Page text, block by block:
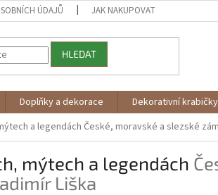
ÚDAJŮ JAK NAKUPOVAT
HLEDAT
Doplňky a dekorace Dekorativní krabičky
a legendách České, moravské a slezské
mýtech a legendách
Liška